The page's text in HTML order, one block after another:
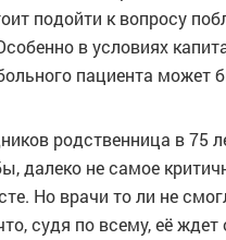
подойти к вопросу
в условиях
пациента может
родственница в 75
далеко не самое
Но врачи то ли не
судя по всему, её